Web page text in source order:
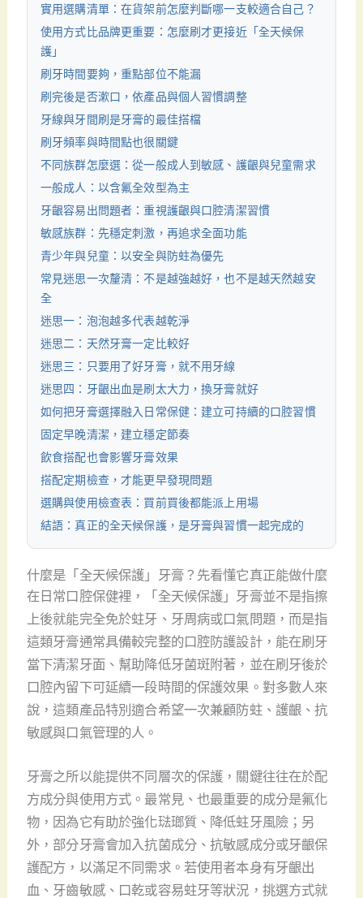
實用選購清單：在貨架前怎麼判斷哪一支較適合自己？
使用方式比品牌更重要：怎麼刷才更接近「全天候保
護」
刷牙時間要夠，重點部位不能漏
刷完後是否漱口，依產品與個人習慣調整
牙線與牙間刷是牙膏的最佳搭檔
刷牙頻率與時間點也很關鍵
不同族群怎麼選：從一般成人到敏感、護齦與兒童需求
一般成人：以含氟全效型為主
牙齦容易出問題者：重視護齦與口腔清潔習慣
敏感族群：先穩定刺激，再追求全面功能
青少年與兒童：以安全與防蛀為優先
常見迷思一次釐清：不是越強越好，也不是越天然越安
全
迷思一：泡泡越多代表越乾淨
迷思二：天然牙膏一定比較好
迷思三：只要用了好牙膏，就不用牙線
迷思四：牙齦出血是刷太大力，換牙膏就好
如何把牙膏選擇融入日常保健：建立可持續的口腔習慣
固定早晚清潔，建立穩定節奏
飲食搭配也會影響牙膏效果
搭配定期檢查，才能更早發現問題
選購與使用檢查表：買前買後都能派上用場
結語：真正的全天候保護，是牙膏與習慣一起完成的
什麼是「全天候保護」牙膏？先看懂它真正能做什麼
在日常口腔保健裡，「全天候保護」牙膏並不是指擦
上後就能完全免於蛀牙、牙周病或口氣問題，而是指
這類牙膏通常具備較完整的口腔防護設計，能在刷牙
當下清潔牙面、幫助降低牙菌斑附著，並在刷牙後於
口腔內留下可延續一段時間的保護效果。對多數人來
說，這類產品特別適合希望一次兼顧防蛀、護齦、抗
敏感與口氣管理的人。
牙膏之所以能提供不同層次的保護，關鍵往往在於配
方成分與使用方式。最常見、也最重要的成分是氟化
物，因為它有助於強化琺瑯質、降低蛀牙風險；另
外，部分牙膏會加入抗菌成分、抗敏感成分或牙齦保
護配方，以滿足不同需求。若使用者本身有牙齦出
血、牙齒敏感、口乾或容易蛀牙等狀況，挑選方式就